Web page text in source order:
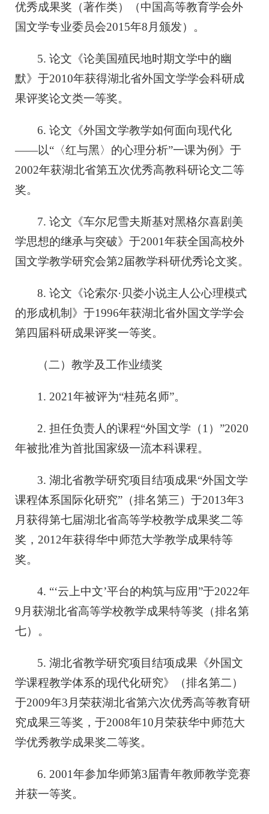
优秀成果奖（著作类）（中国高等教育学会外
国文学专业委员会2015年8月颁发）。
5. 论文《论美国殖民地时期文学中的幽
默》于2010年获得湖北省外国文学学会科研成
果评奖论文类一等奖。
6. 论文《外国文学教学如何面向现代化
——以“〈红与黑〉的心理分析”一课为例》于
2002年获湖北省第五次优秀高教科研论文二等
奖。
7. 论文《车尔尼雪夫斯基对黑格尔喜剧美
学思想的继承与突破》于2001年获全国高校外
国文学教学研究会第2届教学科研优秀论文奖。
8. 论文《论索尔·贝娄小说主人公心理模式
的形成机制》于1996年获湖北省外国文学学会
第四届科研成果评奖一等奖。
（二）教学及工作业绩奖
1. 2021年被评为“桂苑名师”。
2. 担任负责人的课程“外国文学（1）”2020
年被批准为首批国家级一流本科课程。
3. 湖北省教学研究项目结项成果“外国文学
课程体系国际化研究”（排名第三）于2013年3
月获得第七届湖北省高等学校教学成果奖二等
奖，2012年获得华中师范大学教学成果特等
奖。
4. “‘云上中文’平台的构筑与应用”于2022年
9月获湖北省高等学校教学成果特等奖（排名第
七）。
5. 湖北省教学研究项目结项成果《外国文
学课程教学体系的现代化研究》（排名第二）
于2009年3月荣获湖北省第六次优秀高等教育研
究成果三等奖，于2008年10月荣获华中师范大
学优秀教学成果奖二等奖。
6. 2001年参加华师第3届青年教师教学竞赛
并获一等奖。